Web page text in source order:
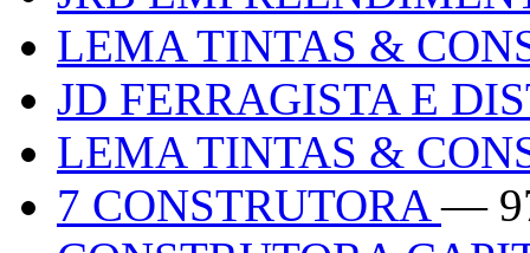
LEMA TINTAS &
JD FERRAGISTA E
LEMA TINTAS &
7 CONSTRUTORA—